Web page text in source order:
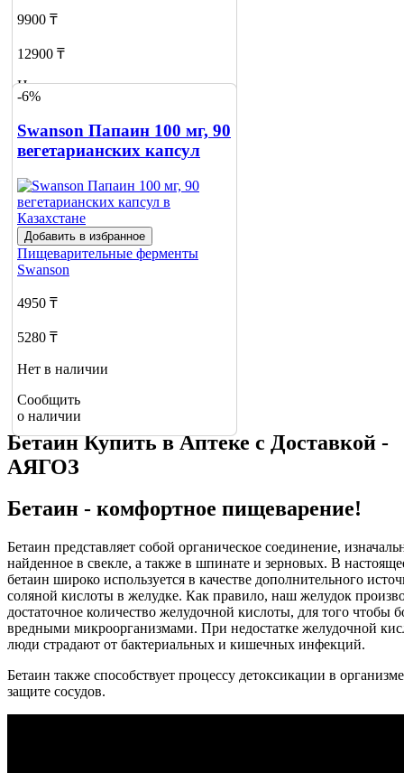
9900 ₸
12900 ₸
Нет в наличии
о наличии
-6%
Swanson Папаин 100 мг, 90
вегетарианских капсул
Добавить в избранное
Пищеварительные ферменты
Swanson
4950 ₸
5280 ₸
Нет в наличии
Сообщить
о наличии
Бетаин Купить в Аптеке с Доставкой -
АЯГОЗ
Бетаин - комфортное пищеварение!
Бетаин представляет собой органическое соединение,
найденное в свекле, а также в шпинате и зерновых. В
бетаин широко используется в качестве дополнительного
соляной кислоты в желудке. Как правило, наш желудок
достаточное количество желудочной кислоты, для того чтобы
вредными микроорганизмами. При недостатке желудочной
люди страдают от бактериальных и кишечных инфекций.
Бетаин также способствует процессу детоксикации в
защите сосудов.